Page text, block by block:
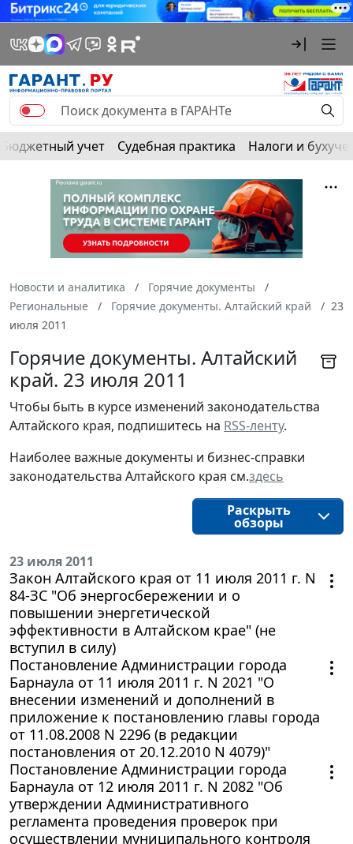
Бюджетный учет Судебная практика Налоги и
Новости и аналитика
Горячие документы
Региональные
Горячие документы. Алтайский край
23
июля 2011
Горячие документы. Алтайский
край. 23 июля 2011
Чтобы быть в курсе изменений законодательства
Алтайского края, подпишитесь на RSS-ленту.
Наиболее важные документы и бизнес-справки
законодательства Алтайского края см.здесь
Раскрыть
обзоры
23 июля 2011
Закон Алтайского края от 11 июля 2011 г. N
84-ЗС "Об энергосбережении и о
повышении энергетической
эффективности в Алтайском крае" (не
вступил в силу)
Постановление Администрации города
Барнаула от 11 июля 2011 г. N 2021 "О
внесении изменений и дополнений в
приложение к постановлению главы города
от 11.08.2008 N 2296 (в редакции
постановления от 20.12.2010 N 4079)"
Постановление Администрации города
Барнаула от 12 июля 2011 г. N 2082 "Об
утверждении Административного
регламента проведения проверок при
осуществлении муниципального контроля